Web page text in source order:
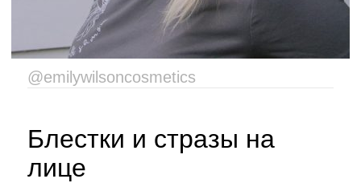
@emilywilsoncosmetics
Блестки и стразы на
лице